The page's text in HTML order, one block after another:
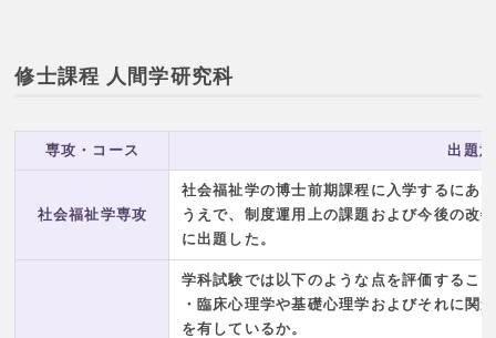
修士課程 人間学研究科
専攻・コース 出題
社会福祉学専攻
社会福祉学の博士前期課程に入学するにあ
うえで、制度運用上の課題および今後の改
に出題した。
学科試験では以下のような点を評価するこ
・臨床心理学や基礎心理学およびそれに関
を有しているか。